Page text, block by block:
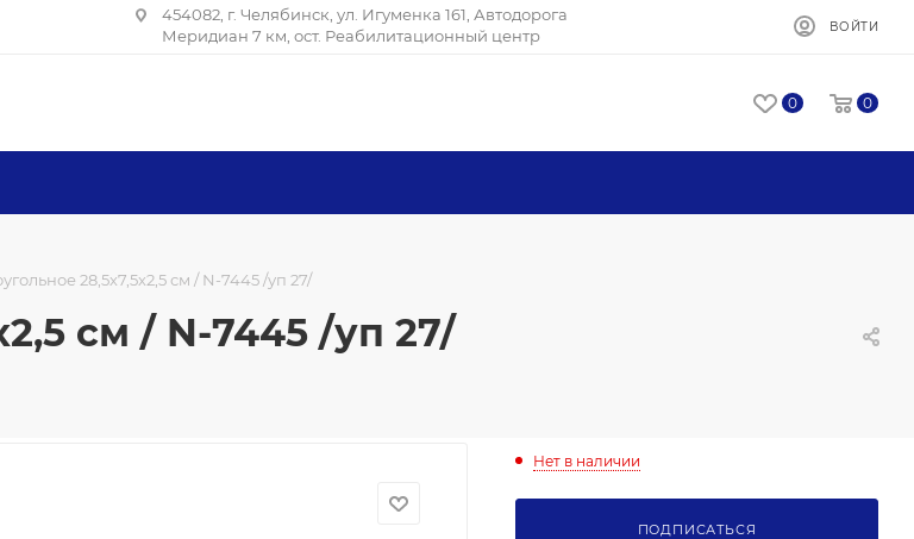
454082, г. Челябинск, ул. Игуменка 161, Автодорога
Меридиан 7 км, ост. Реабилитационный центр
ВОЙТИ
0 0
28,5х7,5х2,5 см / N-7445 /уп 27/
см / N-7445 /уп 27/
Нет в наличии
ПОДПИСАТЬСЯ